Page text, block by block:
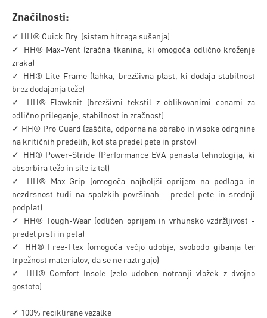
Značilnosti:
✓ HH® Quick Dry (sistem hitrega sušenja)
✓ HH® Max-Vent (zračna tkanina, ki omogoča odlično kroženje
zraka)
✓ HH® Lite-Frame (lahka, brezšivna plast, ki dodaja stabilnost
brez dodajanja teže)
✓ HH® Flowknit (brezšivni tekstil z oblikovanimi conami za
odlično prileganje, stabilnost in zračnost)
✓ HH® Pro Guard (zaščita, odporna na obrabo in visoke odrgnine
na kritičnih predelih, kot sta predel pete in prstov)
✓ HH® Power-Stride (Performance EVA penasta tehnologija, ki
absorbira težo in sile iz tal)
✓ HH® Max-Grip (omogoča najboljši oprijem na podlago in
nezdrsnost tudi na spolzkih površinah - predel pete in srednji
podplat)
✓ HH® Tough-Wear (odličen oprijem in vrhunsko vzdržljivost -
predel prsti in peta)
✓ HH® Free-Flex (omogoča večjo udobje, svobodo gibanja ter
trpežnost materialov, da se ne raztrgajo)
✓ HH® Comfort Insole (zelo udoben notranji vložek z dvojno
gostoto)
✓ 100% reciklirane vezalke